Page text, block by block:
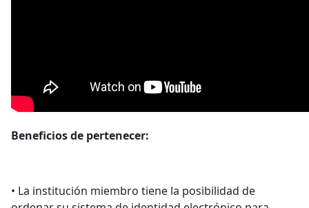
Beneficios de pertenecer:
• La institución miembro tiene la posibilidad de